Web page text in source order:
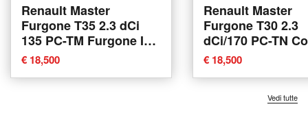
Renault Master
Furgone T35 2.3 dCi
135 PC-TM Furgone Ice
del 2023 usata a Como
€ 18,500
Renault Master
Furgone T30 2.3
dCi/170 PC-TN
Twin Turbo S&S
2019 usata a
€ 18,500
Vedi tutte